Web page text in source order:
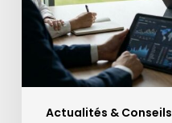
Actualités & Conseils
l’arbitrage
décisionnel
entre
drones